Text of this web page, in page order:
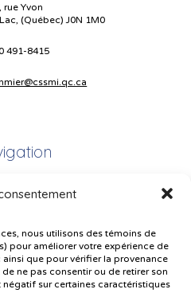
nous utilisons des témoins de
pour améliorer votre expérience de
que pour vérifier la provenance
ne pas consentir ou de retirer son
sur certaines caractéristiques
rue Yvon
(Québec) J0N 1M0
491-8415
du site
à l’élève
confidentialité